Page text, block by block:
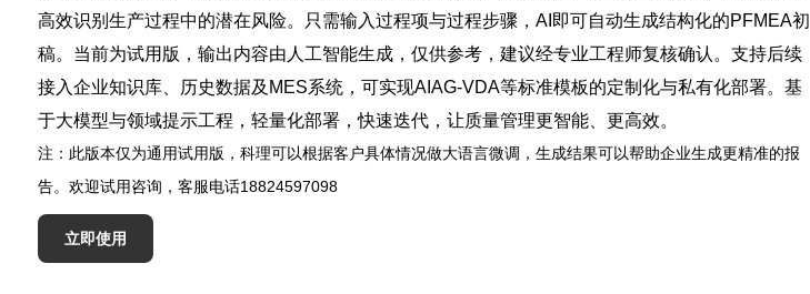
高效识别生产过程中的潜在风险。只需输入过程项与过程步骤，AI即可自动生成结构化的PFMEA初
稿。当前为试用版，输出内容由人工智能生成，仅供参考，建议经专业工程师复核确认。支持后续
接入企业知识库、历史数据及MES系统，可实现AIAG-VDA等标准模板的定制化与私有化部署。基
于大模型与领域提示工程，轻量化部署，快速迭代，让质量管理更智能、更高效。
注：此版本仅为通用试用版，科理可以根据客户具体情况做大语言微调，生成结果可以帮助企业生成更精准的报
告。欢迎试用咨询，客服电话18824597098
立即使用